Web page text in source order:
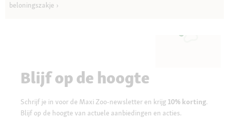
beloningszakje
Blijf op de hoogte
Schrijf je in voor de Maxi Zoo-newsletter en krijg 10% korting.
Blijf op de hoogte van actuele aanbiedingen en acties.